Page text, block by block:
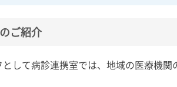
ご紹介
して病診連携室では、地域の医療機